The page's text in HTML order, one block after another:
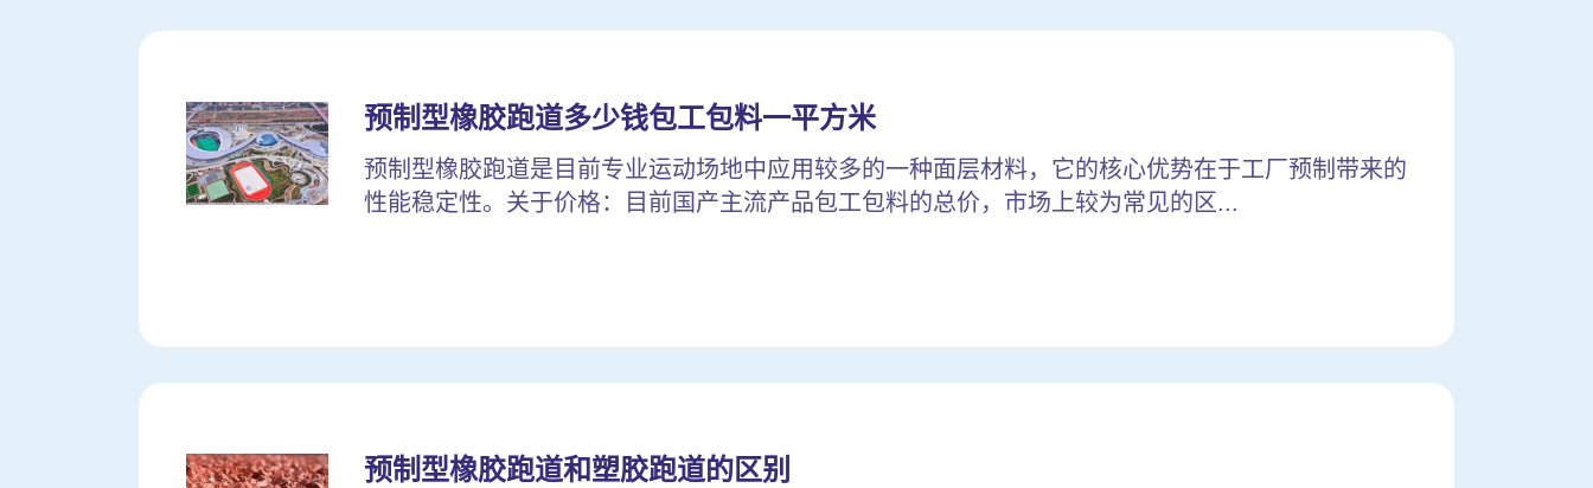
预制型橡胶跑道多少钱包工包料一平方米
预制型橡胶跑道是目前专业运动场地中应用较多的一种面层材料，它的核心优势在于工厂预制带来的
性能稳定性。关于价格：目前国产主流产品包工包料的总价，市场上较为常见的区...
预制型橡胶跑道和塑胶跑道的区别